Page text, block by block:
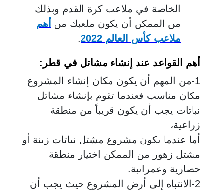
الخاصة في ملاعب كرة القدم وبذلك
من الممكن أن يكون ملعبك من أهم
ملاعب كأس العالم 2022
.
أهم القواعد عند إنشاء مشاتل في قطر :
1-من المهم أن يكون مكان إنشاء المشروع
مكان مناسب فعندما تقوم بإنشاء مشاتل
نباتات يجب أن يكون قريباً من منطقة
زراعية،
أما عندما يكون مشروع مشتل نباتات زينة أو
مشتل زهور من الممكن اختيار منطقة
حضارية وعمرانية.
2-الانتباه إلى أرض المشروع حيث يجب أن